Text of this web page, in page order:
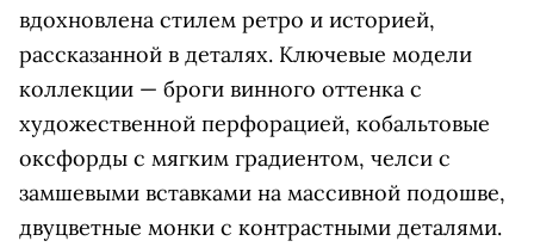
вдохновлена стилем ретро и историей,
рассказанной в деталях. Ключевые модели
коллекции — броги винного оттенка с
художественной перфорацией, кобальтовые
оксфорды с мягким градиентом, челси с
замшевыми вставками на массивной подошве,
двуцветные монки с контрастными деталями.